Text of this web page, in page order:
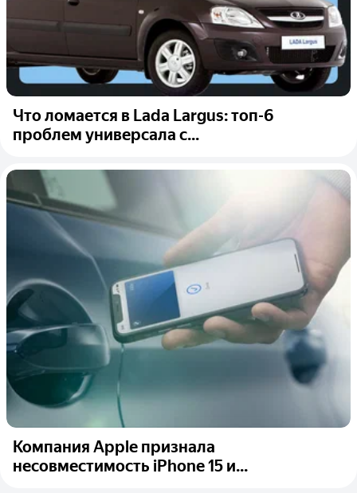
Что ломается в Lada Largus: топ-6
проблем универсала с...
Компания Apple признала
несовместимость iPhone 15 и...